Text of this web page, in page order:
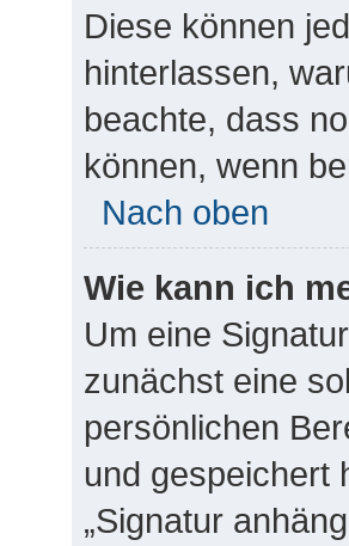
Diese können
hinterlassen,
beachte, dass
können, wenn
Nach oben
Wie kann ich
Um eine
zunächst eine
persönlichen
und gespeichert
„Signatur